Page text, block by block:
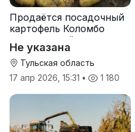
Продаётся посадочный
картофель Коломбо
оптом от трёх тонн
Не указана
Тульская область
17 апр 2026, 15:31 • 1 180